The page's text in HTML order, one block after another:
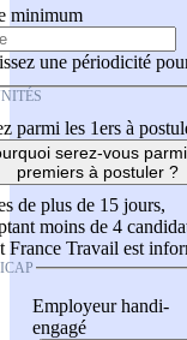
minimum
une périodicité
parmi les 1ers à
serez-vous
premiers à postuler ?
de plus de 15 jours,
moins de 4
France Travail est
Employeur handi-
engagé